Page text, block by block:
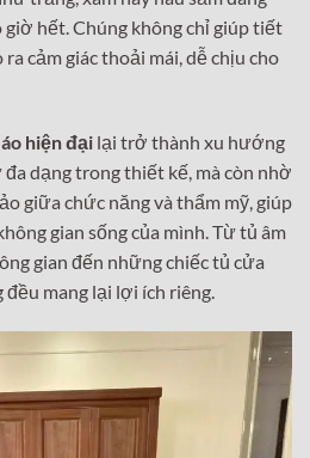
hết. Chúng không chỉ giúp tiết
cảm giác thoải mái, dễ chịu cho
hiện đại lại trở thành xu hướng
đa dạng trong thiết kế, mà còn nhờ
giữa chức năng và thẩm mỹ, giúp
gian sống của mình. Từ tủ âm
gian đến những chiếc tủ cửa
mang lại lợi ích riêng.